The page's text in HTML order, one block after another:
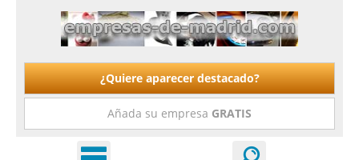
¿Quiere aparecer destacado?
Añada su empresa GRATIS